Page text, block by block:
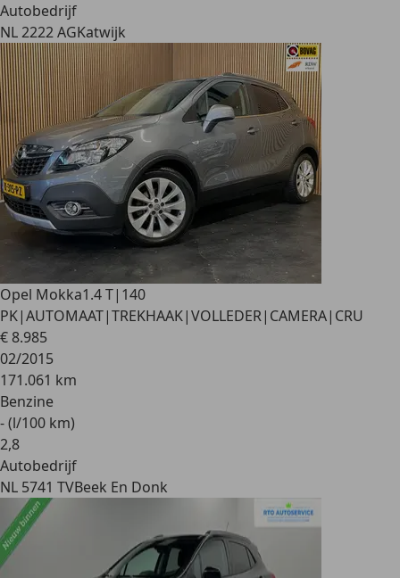
Autobedrijf
NL 2222 AGKatwijk
Opel Mokka1.4 T|140
PK|AUTOMAAT|TREKHAAK|VOLLEDER|CAMERA|CRU
€ 8.985
02/2015
171.061 km
Benzine
- (l/100 km)
2,8
Autobedrijf
NL 5741 TVBeek En Donk